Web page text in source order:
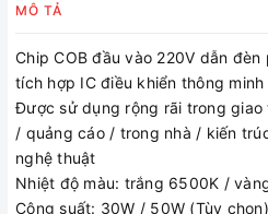
MÔ TẢ
Chip COB đầu vào 220V dẫn
tích hợp IC điều khiển thông minh
Được sử dụng rộng rãi trong
/ quảng cáo / trong nhà / kiến
nghệ thuật
Nhiệt độ màu: trắng 6500K /
Công suất: 30W / 50W (Tùy chọn)